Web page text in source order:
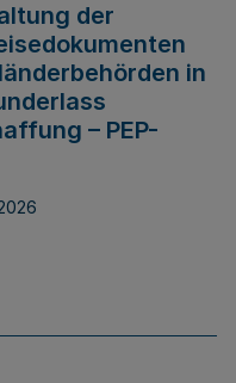
der
in
– PEP-